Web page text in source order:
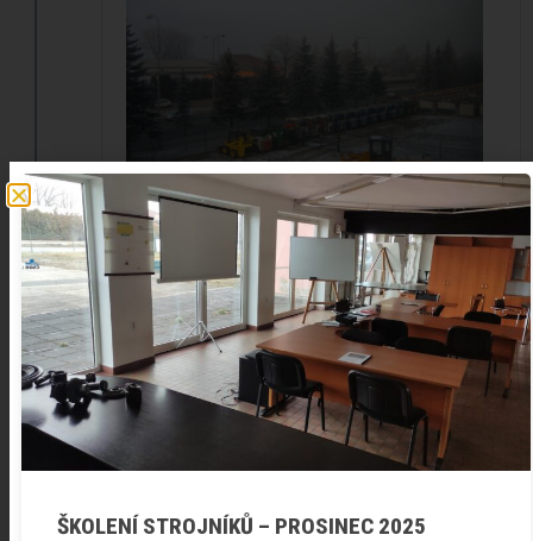
10 let na trhu
ŠKOLENÍ STROJNÍKŮ – PROSINEC 2025